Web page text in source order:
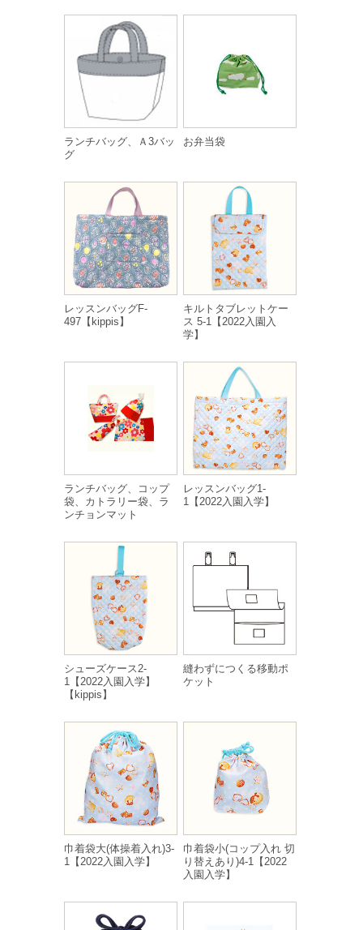
ランチバッグ、Ａ3バッ
グ
お弁当袋
レッスンバッグF-
497【kippis】
キルトタブレットケー
ス 5-1【2022入園入
学】
ランチバッグ、コップ
袋、カトラリー袋、ラ
ンチョンマット
レッスンバッグ1-
1【2022入園入学】
シューズケース2-
1【2022入園入学】
【kippis】
縫わずにつくる移動ポ
ケット
巾着袋大(体操着入れ)3-
1【2022入園入学】
巾着袋小(コップ入れ 切
り替えあり)4-1【2022
入園入学】